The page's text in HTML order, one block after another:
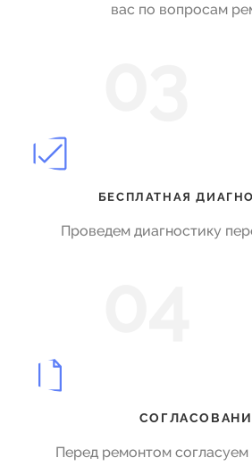
вас по вопросам
БЕСПЛАТНАЯ
Проведем диагностику
Перед ремонтом